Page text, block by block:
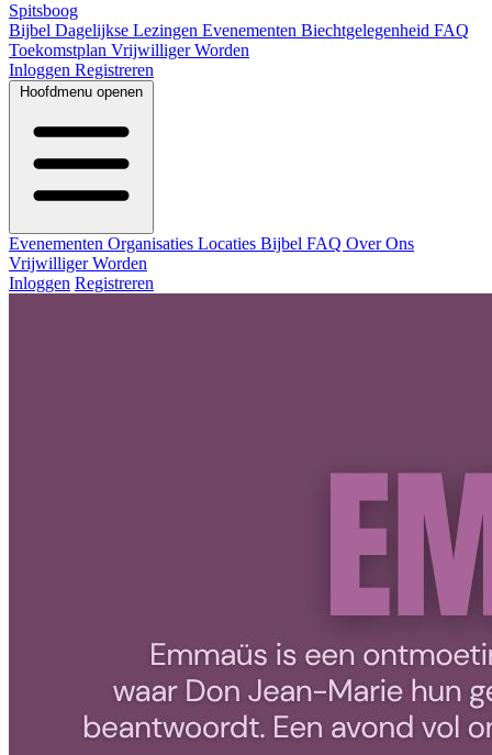
Spitsboog
Bijbel Dagelijkse Lezingen Evenementen Biechtgelegenheid FAQ
Toekomstplan Vrijwilliger Worden
Inloggen Registreren
Hoofdmenu openen
Evenementen Organisaties Locaties Bijbel FAQ Over Ons
Vrijwilliger Worden
Inloggen Registreren